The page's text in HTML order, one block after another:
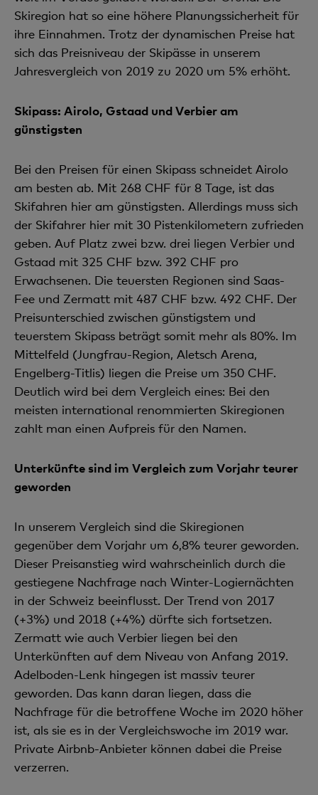
Skiregion hat so eine höhere Planungssicherheit für
ihre Einnahmen. Trotz der dynamischen Preise hat
sich das Preisniveau der Skipässe in unserem
Jahresvergleich von 2019 zu 2020 um 5% erhöht.
Skipass: Airolo, Gstaad und Verbier am
günstigsten
Bei den Preisen für einen Skipass schneidet Airolo
am besten ab. Mit 268 CHF für 8 Tage, ist das
Skifahren hier am günstigsten. Allerdings muss sich
der Skifahrer hier mit 30 Pistenkilometern zufrieden
geben. Auf Platz zwei bzw. drei liegen Verbier und
Gstaad mit 325 CHF bzw. 392 CHF pro
Erwachsenen. Die teuersten Regionen sind Saas-
Fee und Zermatt mit 487 CHF bzw. 492 CHF. Der
Preisunterschied zwischen günstigstem und
teuerstem Skipass beträgt somit mehr als 80%. Im
Mittelfeld (Jungfrau-Region, Aletsch Arena,
Engelberg-Titlis) liegen die Preise um 350 CHF.
Deutlich wird bei dem Vergleich eines: Bei den
meisten international renommierten Skiregionen
zahlt man einen Aufpreis für den Namen.
Unterkünfte sind im Vergleich zum Vorjahr teurer
geworden
In unserem Vergleich sind die Skiregionen
gegenüber dem Vorjahr um 6,8% teurer geworden.
Dieser Preisanstieg wird wahrscheinlich durch die
gestiegene Nachfrage nach Winter-Logiernächten
in der Schweiz beeinflusst. Der Trend von 2017
(+3%) und 2018 (+4%) dürfte sich fortsetzen.
Zermatt wie auch Verbier liegen bei den
Unterkünften auf dem Niveau von Anfang 2019.
Adelboden-Lenk hingegen ist massiv teurer
geworden. Das kann daran liegen, dass die
Nachfrage für die betroffene Woche im 2020 höher
ist, als sie es in der Vergleichswoche im 2019 war.
Private Airbnb-Anbieter können dabei die Preise
verzerren.